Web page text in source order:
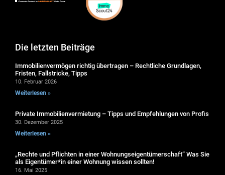
Die letzten Beiträge
Immobilienvermögen richtig übertragen – Rechtliche Grundlagen,
Fristen, Fallstricke, Tipps
10. Februar 2026
Weiterlesen »
Private Immobilienvermietung – Tipps und Empfehlungen von Profis
30. Dezember 2025
Weiterlesen »
„Rechte und Pflichten in einer Wohnungseigentümerschaft“ Was Sie
als Eigentümer*in einer Wohnung wissen sollten!
16. Mai 2025